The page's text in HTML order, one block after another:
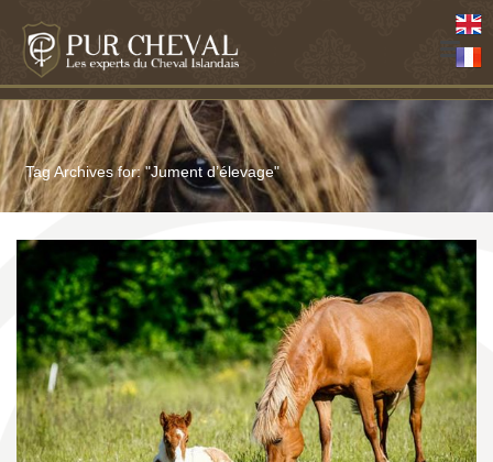
Tag Archives for: "Jument d’élevage"